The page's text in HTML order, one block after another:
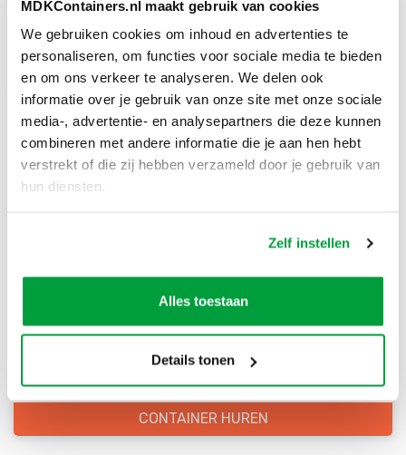
MDKContainers.nl maakt gebruik van cookies
We gebruiken cookies om inhoud en advertenties te
personaliseren, om functies voor sociale media te bieden
en om ons verkeer te analyseren. We delen ook
informatie over je gebruik van onze site met onze sociale
media-, advertentie- en analysepartners die deze kunnen
combineren met andere informatie die je aan hen hebt
verstrekt of die zij hebben verzameld door je gebruik van
hun diensten.
Zelf instellen
Alles toestaan
Details tonen
hervormen het tot herbruikbaar materiaal of als
secundaire grondstof. Door ons ruime netwerk hebben
wij voor elke afvalsoort de geschikte bestemming.
Bestel direct je container
CONTAINER HUREN